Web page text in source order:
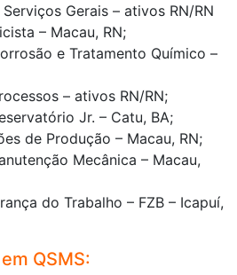
Gerais – ativos RN/RN
– Macau, RN;
e Tratamento Químico –
– ativos RN/RN;
Jr. – Catu, BA;
de Produção – Macau, RN;
Mecânica – Macau,
do Trabalho – FZB – Icapuí,
QSMS: